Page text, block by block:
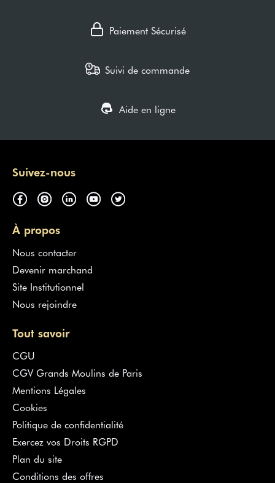
Paiement Sécurisé
Suivi de commande
Aide en ligne
Suivez-nous
À propos
Nous contacter
Devenir marchand
Site Institutionnel
Nous rejoindre
Tout savoir
CGU
CGV Grands Moulins de Paris
Mentions Légales
Cookies
Politique de confidentialité
Exercez vos Droits RGPD
Plan du site
Conditions des offres